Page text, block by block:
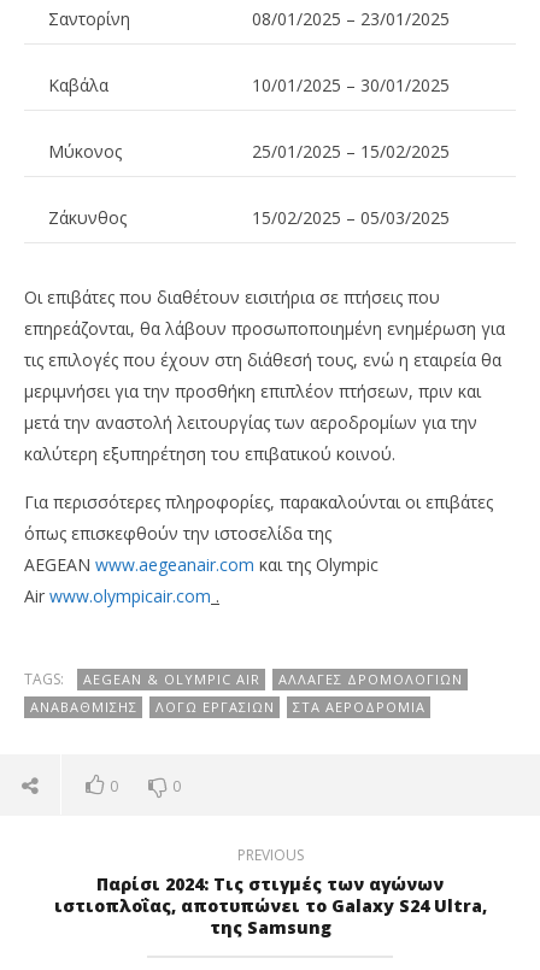
Σαντορίνη 08/01/2025 – 23/01/2025
Καβάλα 10/01/2025 – 30/01/2025
Μύκονος 25/01/2025 – 15/02/2025
Ζάκυνθος 15/02/2025 – 05/03/2025
Οι επιβάτες που διαθέτουν εισιτήρια σε πτήσεις που
επηρεάζονται, θα λάβουν προσωποποιημένη ενημέρωση για
τις επιλογές που έχουν στη διάθεσή τους, ενώ η εταιρεία θα
μεριμνήσει για την προσθήκη επιπλέον πτήσεων, πριν και
μετά την αναστολή λειτουργίας των αεροδρομίων για την
καλύτερη εξυπηρέτηση του επιβατικού κοινού.
Για περισσότερες πληροφορίες, παρακαλούνται οι επιβάτες
όπως επισκεφθούν την ιστοσελίδα της
AEGEAN www.aegeanair.com και της Olympic
Air www.olympicair.com .
TAGS: AEGEAN & OLYMPIC AIR
ΑΛΛΑΓΈΣ ΔΡΟΜΟΛΟΓΊΩΝ
ΑΝΑΒΆΘΜΙΣΗΣ
ΛΌΓΩ ΕΡΓΑΣΙΏΝ ΣΤΑ ΑΕΡΟΔΡΌΜΙΑ
0 0
PREVIOUS
Παρίσι 2024: Τις στιγμές των αγώνων
ιστιοπλοΐας, αποτυπώνει το Galaxy S24 Ultra,
της Samsung